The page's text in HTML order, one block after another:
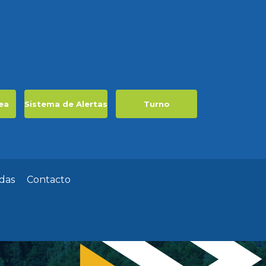
Sistema de Alertas Turno
Contacto